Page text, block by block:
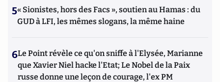
5« Sionistes, hors des Facs », soutien au Hamas : du
GUD à LFI, les mêmes slogans, la même haine
6Le Point révèle ce qu'on sniffe à l'Elysée, Marianne
que Xavier Niel hacke l'Etat; Le Nobel de la Paix
russe donne une leçon de courage, l'ex PM